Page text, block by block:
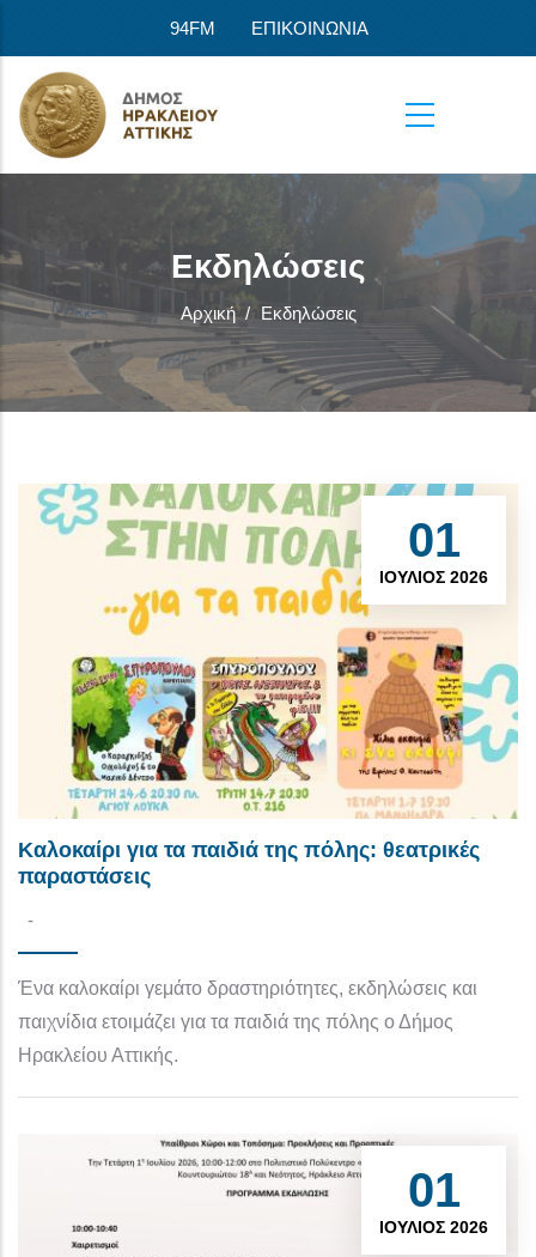
94FM ΕΠΙΚΟΙΝΩΝΙΑ
Εκδηλώσεις
Αρχική / Εκδηλώσεις
01
ΙΟΎΛΙΟΣ 2026
Καλοκαίρι για τα παιδιά της πόλης: θεατρικές
παραστάσεις
-
Ένα καλοκαίρι γεμάτο δραστηριότητες, εκδηλώσεις και
παιχνίδια ετοιμάζει για τα παιδιά της πόλης ο Δήμος
Ηρακλείου Αττικής.
01
ΙΟΎΛΙΟΣ 2026